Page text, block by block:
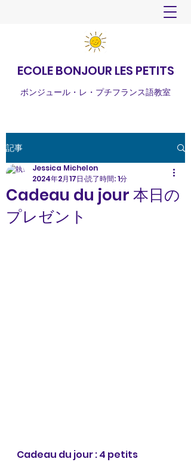
ECOLE BONJOUR LES PETITS
ボンジュール・レ・プチフランス語教室
記事
Cadeau du jour 本日の
プレゼント
Jessica Michelon
2024年2月17日 読了時間: 1分
Cadeau du jour : 4 petits